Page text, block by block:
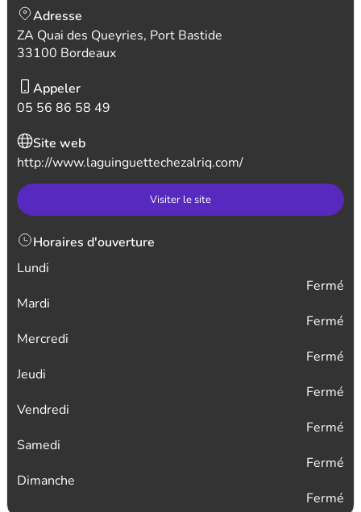
Adresse
ZA Quai des Queyries, Port Bastide
33100 Bordeaux
Appeler
05 56 86 58 49
Site web
http://www.laguinguettechezalriq.com/
Visiter le site
Horaires d'ouverture
Lundi
Fermé
Mardi
Fermé
Mercredi
Fermé
Jeudi
Fermé
Vendredi
Fermé
Samedi
Fermé
Dimanche
Fermé